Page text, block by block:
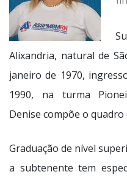
Alixandria, natural de
janeiro de 1970,
1990, na turma
Denise compõe o
Graduação de nível
a subtenente tem